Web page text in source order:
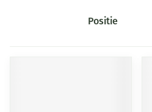
Sorteer op: